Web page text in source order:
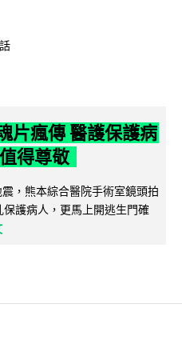
片瘋傳 醫護保護病
得尊敬
，熊本綜合醫院手術室鏡頭拍
護病人，更馬上開逃生門確